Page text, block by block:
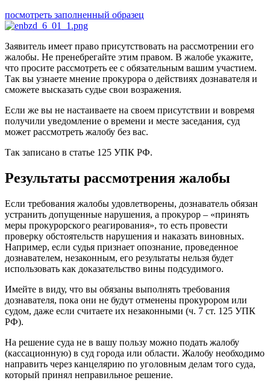
посмотреть заполненный образец
Заявитель имеет право присутствовать на рассмотрении его
жалобы. Не пренебрегайте этим правом. В жалобе укажите,
что просите рассмотреть ее с обязательным вашим участием.
Так вы узнаете мнение прокурора о действиях дознавателя и
сможете высказать судье свои возражения.
Если же вы не настаиваете на своем присутствии и вовремя
получили уведомление о времени и месте заседания, суд
может рассмотреть жалобу без вас.
Так записано в статье 125 УПК РФ.
Результаты рассмотрения жалобы
Если требования жалобы удовлетворены, дознаватель обязан
устранить допущенные нарушения, а прокурор – «принять
меры прокурорского реагирования», то есть провести
проверку обстоятельств нарушения и наказать виновных.
Например, если судья признает опознание, проведенное
дознавателем, незаконным, его результаты нельзя будет
использовать как доказательство вины подсудимого.
Имейте в виду, что вы обязаны выполнять требования
дознавателя, пока они не будут отменены прокурором или
судом, даже если считаете их незаконными (ч. 7 ст. 125 УПК
РФ).
На решение суда не в вашу пользу можно подать жалобу
(кассационную) в суд города или области. Жалобу необходимо
направить через канцелярию по уголовным делам того суда,
который принял неправильное решение.